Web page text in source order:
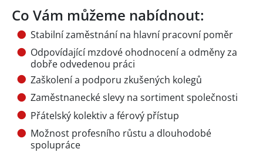
Co Vám můžeme nabídnout:
Stabilní zaměstnání na hlavní pracovní poměr
Odpovídající mzdové ohodnocení a odměny za
dobře odvedenou práci
Zaškolení a podporu zkušených kolegů
Zaměstnanecké slevy na sortiment společnosti
Přátelský kolektiv a férový přístup
Možnost profesního růstu a dlouhodobé
spolupráce